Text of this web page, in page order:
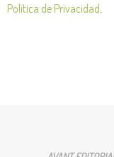
Política de Privacidad